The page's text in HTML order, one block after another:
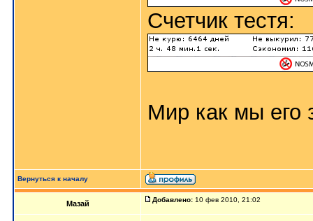
Счетчик тестя:
Мир как мы его
Вернуться к началу
Мазай Добавлено: 10 фев 2010, 21:02